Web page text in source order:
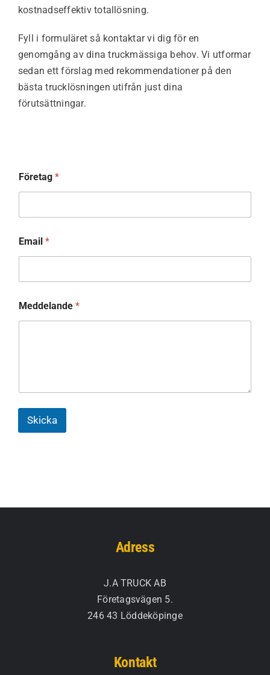
kostnadseffektiv totallösning.
Fyll i formuläret så kontaktar vi dig för en
genomgång av dina truckmässiga behov. Vi utformar
sedan ett förslag med rekommendationer på den
bästa trucklösningen utifrån just dina
förutsättningar.
Företag *
Email *
Meddelande *
Skicka
Adress
J.A TRUCK AB
Företagsvägen 5.
246 43 Löddeköpinge
Kontakt